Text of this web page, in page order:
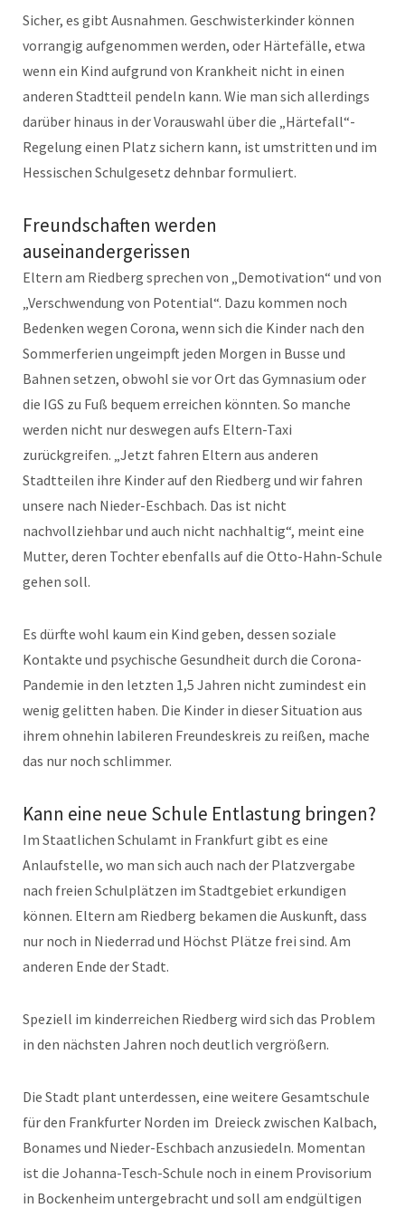
Sicher, es gibt Ausnahmen. Geschwisterkinder können
vorrangig aufgenommen werden, oder Härtefälle, etwa
wenn ein Kind aufgrund von Krankheit nicht in einen
anderen Stadtteil pendeln kann. Wie man sich allerdings
darüber hinaus in der Vorauswahl über die „Härtefall“-
Regelung einen Platz sichern kann, ist umstritten und im
Hessischen Schulgesetz dehnbar formuliert.
Freundschaften werden
auseinandergerissen
Eltern am Riedberg sprechen von „Demotivation“ und von
„Verschwendung von Potential“. Dazu kommen noch
Bedenken wegen Corona, wenn sich die Kinder nach den
Sommerferien ungeimpft jeden Morgen in Busse und
Bahnen setzen, obwohl sie vor Ort das Gymnasium oder
die IGS zu Fuß bequem erreichen könnten. So manche
werden nicht nur deswegen aufs Eltern-Taxi
zurückgreifen. „Jetzt fahren Eltern aus anderen
Stadtteilen ihre Kinder auf den Riedberg und wir fahren
unsere nach Nieder-Eschbach. Das ist nicht
nachvollziehbar und auch nicht nachhaltig“, meint eine
Mutter, deren Tochter ebenfalls auf die Otto-Hahn-Schule
gehen soll.
Es dürfte wohl kaum ein Kind geben, dessen soziale
Kontakte und psychische Gesundheit durch die Corona-
Pandemie in den letzten 1,5 Jahren nicht zumindest ein
wenig gelitten haben. Die Kinder in dieser Situation aus
ihrem ohnehin labileren Freundeskreis zu reißen, mache
das nur noch schlimmer.
Kann eine neue Schule Entlastung bringen?
Im Staatlichen Schulamt in Frankfurt gibt es eine
Anlaufstelle, wo man sich auch nach der Platzvergabe
nach freien Schulplätzen im Stadtgebiet erkundigen
können. Eltern am Riedberg bekamen die Auskunft, dass
nur noch in Niederrad und Höchst Plätze frei sind. Am
anderen Ende der Stadt.
Speziell im kinderreichen Riedberg wird sich das Problem
in den nächsten Jahren noch deutlich vergrößern.
Die Stadt plant unterdessen, eine weitere Gesamtschule
für den Frankfurter Norden im Dreieck zwischen Kalbach,
Bonames und Nieder-Eschbach anzusiedeln. Momentan
ist die Johanna-Tesch-Schule noch in einem Provisorium
in Bockenheim untergebracht und soll am endgültigen